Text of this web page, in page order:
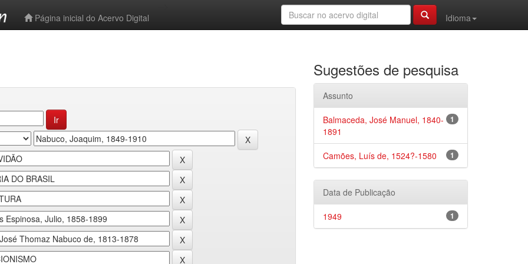
Página inicial do Acervo Digital
Idioma
Sugestões de pesquisa
Assunto
1
Balmaceda, José Manuel, 1840-
1891
1
Camões, Luís de, 1524?-1580
Data de Publicação
1
1949